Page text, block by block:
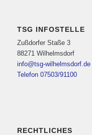
TSG INFOSTELLE
Zußdorfer Staße 3
88271 Wilhelmsdorf
info@tsg-wilhelmsdorf.de
Telefon 07503/91100
RECHTLICHES